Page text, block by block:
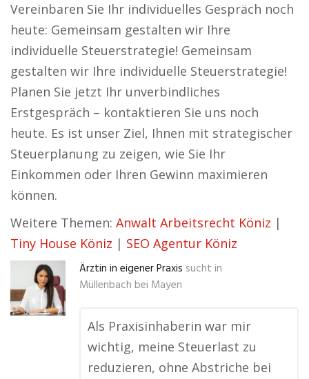
Vereinbaren Sie Ihr individuelles Gespräch noch
heute: Gemeinsam gestalten wir Ihre
individuelle Steuerstrategie! Gemeinsam
gestalten wir Ihre individuelle Steuerstrategie!
Planen Sie jetzt Ihr unverbindliches
Erstgespräch – kontaktieren Sie uns noch
heute. Es ist unser Ziel, Ihnen mit strategischer
Steuerplanung zu zeigen, wie Sie Ihr
Einkommen oder Ihren Gewinn maximieren
können.
Weitere Themen: Anwalt Arbeitsrecht Köniz |
Tiny House Köniz | SEO Agentur Köniz
Ärztin in eigener Praxis sucht in
Müllenbach bei Mayen
Als Praxisinhaberin war mir
wichtig, meine Steuerlast zu
reduzieren, ohne Abstriche bei